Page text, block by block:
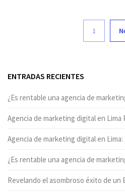
1
ENTRADAS RECIENTES
¿Es rentable una agencia de
Agencia de marketing digital en Lima
Agencia de marketing digital en Lima:
¿Es rentable una agencia de
Revelando el asombroso éxito de un